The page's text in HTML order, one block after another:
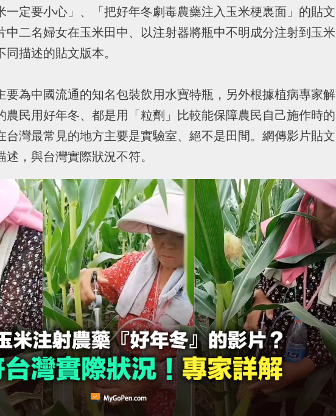
一定要小心」、「把好年冬劇毒農藥注入玉米梗裏面」的貼文
中二名婦女在玉米田中、以注射器將瓶中不明成分注射到玉米
描述的貼文版本。
要為中國流通的知名包裝飲用水寶特瓶，另外根據植病專家解
農民用好年冬、都是用「粒劑」比較能保障農民自己施作時的
台灣最常見的地方主要是實驗室、絕不是田間。網傳影片貼文
，與台灣實際狀況不符。